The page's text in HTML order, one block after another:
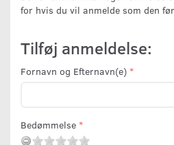
for hvis du vil anmelde som den
Tilføj anmeldelse:
Fornavn og Efternavn(e)
Bedømmelse